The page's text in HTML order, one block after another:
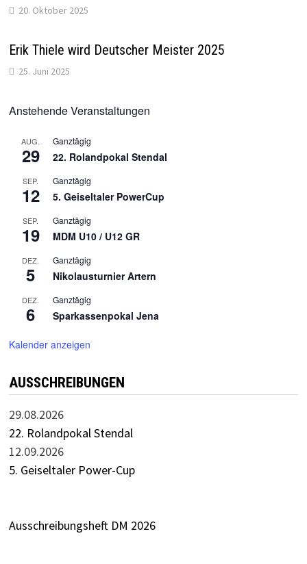
20. Oktober 2025
Erik Thiele wird Deutscher Meister 2025
25. Juni 2025
Anstehende Veranstaltungen
AUG.
29
Ganztägig
22. Rolandpokal Stendal
SEP.
12
Ganztägig
5. Geiseltaler PowerCup
SEP.
19
Ganztägig
MDM U10 / U12 GR
DEZ.
5
Ganztägig
Nikolausturnier Artern
DEZ.
6
Ganztägig
Sparkassenpokal Jena
Kalender anzeigen
AUSSCHREIBUNGEN
29.08.2026
22. Rolandpokal Stendal
12.09.2026
5. Geiseltaler Power-Cup
Ausschreibungsheft DM 2026